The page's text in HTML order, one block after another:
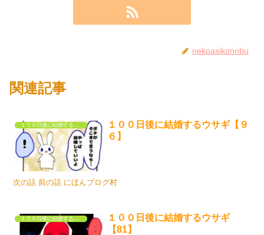
nekoasikonnbu
関連記事
１００日後に結婚するウサギ
１００日後に結婚するウサギ【９
６】
次の話 前の話 にほんブログ村
１００日後に結婚するウサギ
【81】